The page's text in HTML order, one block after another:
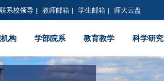
联系校领导 | 教师邮箱 | 学生邮箱 | 师大云盘
构 学部院系 教育教学 科学研究